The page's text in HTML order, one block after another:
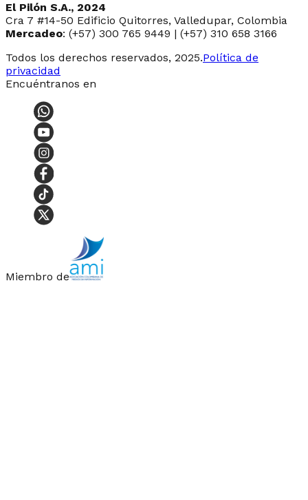
El Pilón S.A., 2024
Cra 7 #14-50 Edificio Quitorres, Valledupar, Colombia
Mercadeo: (+57) 300 765 9449 | (+57) 310 658 3166
Todos los derechos reservados, 2025.Política de
privacidad
Encuéntranos en
Miembro de